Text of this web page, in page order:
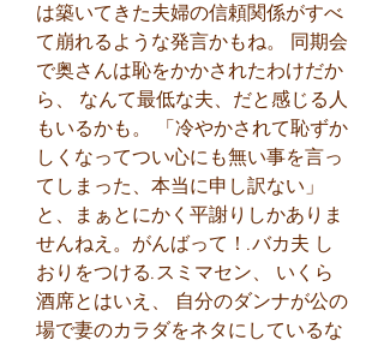
は築いてきた夫婦の信頼関係がすべ
て崩れるような発言かもね。 同期会
で奥さんは恥をかかされたわけだか
ら、 なんて最低な夫、だと感じる人
もいるかも。 「冷やかされて恥ずか
しくなってつい心にも無い事を言っ
てしまった、本当に申し訳ない」
と、まぁとにかく平謝りしかありま
せんねえ。がんばって！.バカ夫 し
おりをつける.スミマセン、 いくら
酒席とはいえ、 自分のダンナが公の
場で妻のカラダをネタにしているな